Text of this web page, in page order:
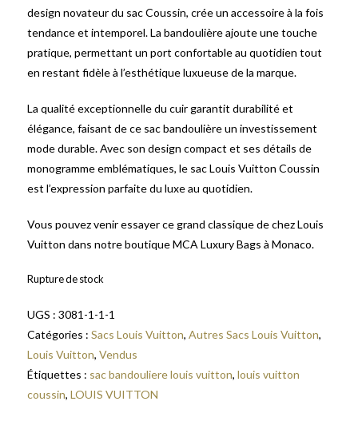
design novateur du sac Coussin, crée un accessoire à la fois
tendance et intemporel. La bandoulière ajoute une touche
pratique, permettant un port confortable au quotidien tout
en restant fidèle à l’esthétique luxueuse de la marque.
La qualité exceptionnelle du cuir garantit durabilité et
élégance, faisant de ce sac bandoulière un investissement
mode durable. Avec son design compact et ses détails de
monogramme emblématiques, le sac Louis Vuitton Coussin
est l’expression parfaite du luxe au quotidien.
Vous pouvez venir essayer ce grand classique de chez Louis
Vuitton dans notre boutique MCA Luxury Bags à Monaco.
Rupture de stock
UGS : 3081-1-1-1
Catégories : Sacs Louis Vuitton, Autres Sacs Louis Vuitton,
Louis Vuitton, Vendus
Étiquettes : sac bandouliere louis vuitton, louis vuitton
coussin, LOUIS VUITTON